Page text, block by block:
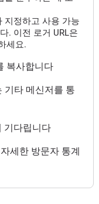
지정하고 사용 가능
. 이전 로거 URL은
세요.
복사합니다
기타 메신저를 통
기다립니다
세한 방문자 통계